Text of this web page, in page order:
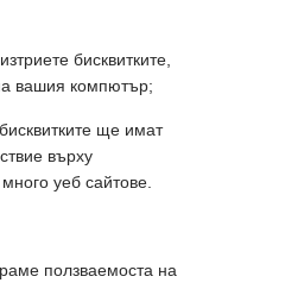
бисквитките,
вашия компютър;
ще имат
върху
уеб сайтове.
ползваемоста на